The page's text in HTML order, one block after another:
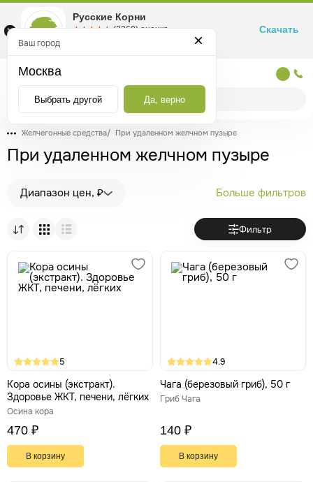
Желчегонные средства/ При удаленном желчном пузыре
При удаленном желчном пузыре
Диапазон цен, ₽ Больше фильтров
Фильтр
5
Кора осины (экстракт).
Здоровье ЖКТ, печени, лёгких
Осина кора
470 ₽
В корзину
4.9
Чага (березовый гриб), 50 г
Гриб Чага
140 ₽
В корзину
Ваш город
Москва
Выбрать другой Да, верно
Русские Корни
☆☆☆☆☆
★★★★★ (2360) оценка
Маркетплейс товаров для здоровья
Скачать